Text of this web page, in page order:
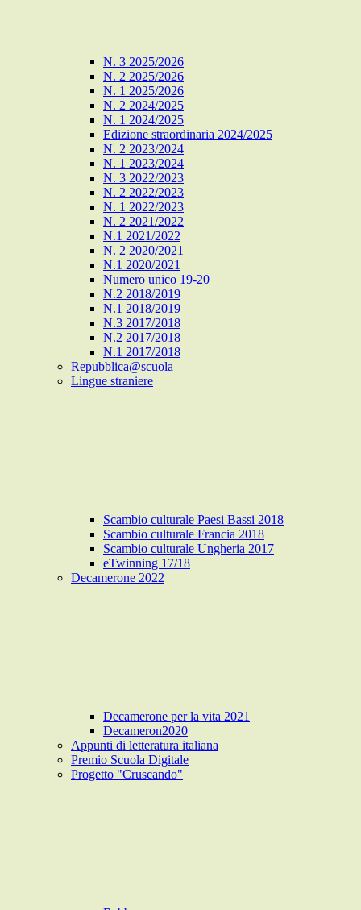
N. 3 2025/2026
N. 2 2025/2026
N. 1 2025/2026
N. 2 2024/2025
N. 1 2024/2025
Edizione straordinaria 2024/2025
N. 2 2023/2024
N. 1 2023/2024
N. 3 2022/2023
N. 2 2022/2023
N. 1 2022/2023
N. 2 2021/2022
N.1 2021/2022
N. 2 2020/2021
N.1 2020/2021
Numero unico 19-20
N.2 2018/2019
N.1 2018/2019
N.3 2017/2018
N.2 2017/2018
N.1 2017/2018
Repubblica@scuola
Lingue straniere
Scambio culturale Paesi Bassi 2018
Scambio culturale Francia 2018
Scambio culturale Ungheria 2017
eTwinning 17/18
Decamerone 2022
Decamerone per la vita 2021
Decameron2020
Appunti di letteratura italiana
Premio Scuola Digitale
Progetto "Cruscando"